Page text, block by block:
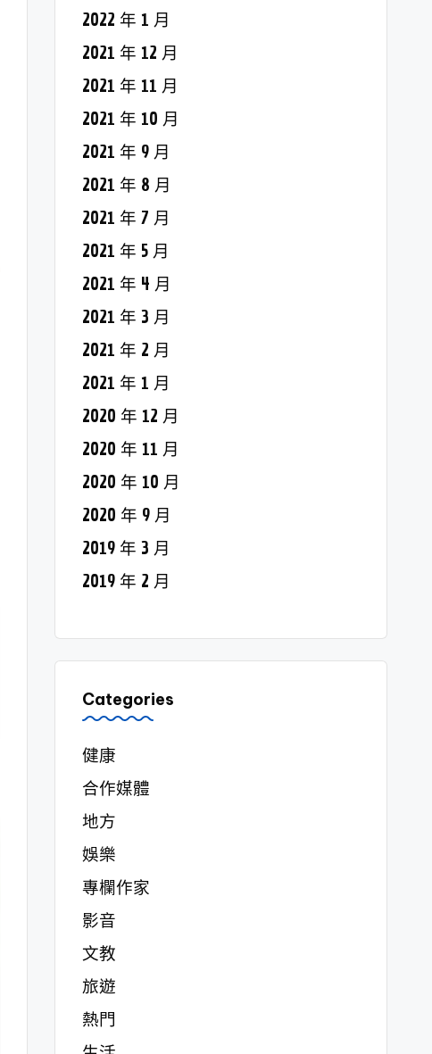
2022 年 1 月
2021 年 12 月
2021 年 11 月
2021 年 10 月
2021 年 9 月
2021 年 8 月
2021 年 7 月
2021 年 5 月
2021 年 4 月
2021 年 3 月
2021 年 2 月
2021 年 1 月
2020 年 12 月
2020 年 11 月
2020 年 10 月
2020 年 9 月
2019 年 3 月
2019 年 2 月
Categories
健康
合作媒體
地方
娛樂
專欄作家
影音
文教
旅遊
熱門